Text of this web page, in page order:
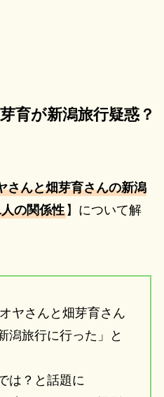
育が新潟旅行疑惑？
さんと畑芽育さんの新潟
の関係性】について解
ヤさんと畑芽育さん
潟旅行に行った」と
？と話題に